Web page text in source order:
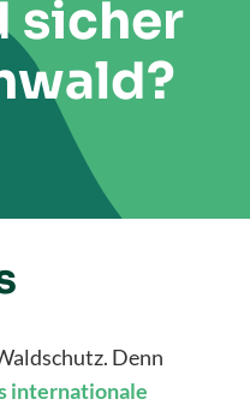
sicher
Denn
internationale